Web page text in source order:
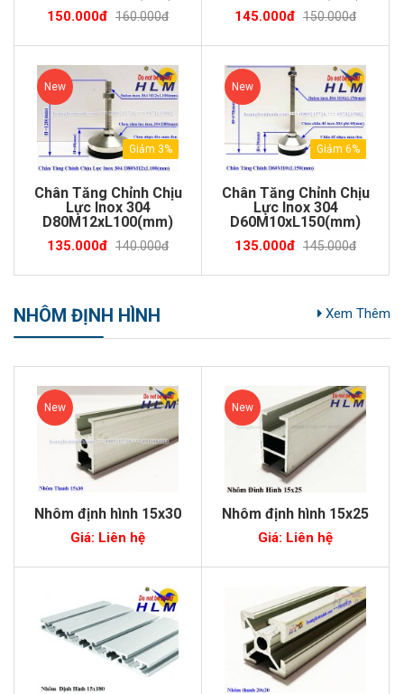
150.000đ 160.000đ 145.000đ 150.000đ
Giảm 3%
New
Chân Tăng Chỉnh Chịu
Lực Inox 304
D80M12xL100(mm)
135.000đ 140.000đ
Giảm 6%
New
Chân Tăng Chỉnh Chịu
Lực Inox 304
D60M10xL150(mm)
135.000đ 145.000đ
NHÔM ĐỊNH HÌNH Xem Thêm
New
Nhôm định hình 15x30
Giá: Liên hệ
New
Nhôm định hình 15x25
Giá: Liên hệ